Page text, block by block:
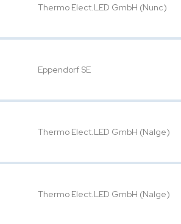
Thermo Elect.LED GmbH (Nunc)
Eppendorf SE
Thermo Elect.LED GmbH (Nalge)
Thermo Elect.LED GmbH (Nalge)